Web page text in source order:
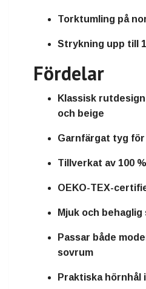
Torktumling på
Strykning upp till
Fördelar
Klassisk
och beige
Garnfärgat tyg för
Tillverkat av 100
OEKO-TEX-
Mjuk och
Passar både
sovrum
Praktiska hörnhål